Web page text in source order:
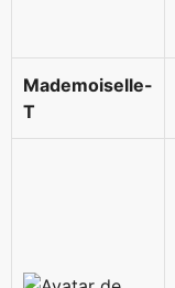
Mademoiselle-
T